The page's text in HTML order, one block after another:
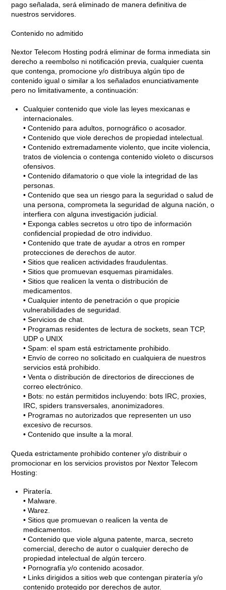
pago señalada, será eliminado de manera definitiva de
nuestros servidores.
Contenido no admitido
Nextor Telecom Hosting podrá eliminar de forma inmediata sin
derecho a reembolso ni notificación previa, cualquier cuenta
que contenga, promocione y/o distribuya algún tipo de
contenido igual o similar a los señalados enunciativamente
pero no limitativamente, a continuación:
Cualquier contenido que viole las leyes mexicanas e
internacionales.
• Contenido para adultos, pornográfico o acosador.
• Contenido que viole derechos de propiedad intelectual.
• Contenido extremadamente violento, que incite violencia,
tratos de violencia o contenga contenido violeto o discursos
ofensivos.
• Contenido difamatorio o que viole la integridad de las
personas.
• Contenido que sea un riesgo para la seguridad o salud de
una persona, comprometa la seguridad de alguna nación, o
interfiera con alguna investigación judicial.
• Exponga cables secretos u otro tipo de información
confidencial propiedad de otro individuo.
• Contenido que trate de ayudar a otros en romper
protecciones de derechos de autor.
• Sitios que realicen actividades fraudulentas.
• Sitios que promuevan esquemas piramidales.
• Sitios que realicen la venta o distribución de
medicamentos.
• Cualquier intento de penetración o que propicie
vulnerabilidades de seguridad.
• Servicios de chat.
• Programas residentes de lectura de sockets, sean TCP,
UDP o UNIX
• Spam: el spam está estrictamente prohibido.
• Envío de correo no solicitado en cualquiera de nuestros
servicios está prohibido.
• Venta o distribución de directorios de direcciones de
correo electrónico.
• Bots: no están permitidos incluyendo: bots IRC, proxies,
IRC, spiders transversales, anonimizadores.
• Programas no autorizados que representen un uso
excesivo de recursos.
• Contenido que insulte a la moral.
Queda estrictamente prohibido contener y/o distribuir o
promocionar en los servicios provistos por Nextor Telecom
Hosting:
Piratería.
• Malware.
• Warez.
• Sitios que promuevan o realicen la venta de
medicamentos.
• Contenido que viole alguna patente, marca, secreto
comercial, derecho de autor o cualquier derecho de
propiedad intelectual de algún tercero.
• Pornografía y/o contenido acosador.
• Links dirigidos a sitios web que contengan piratería y/o
contenido protegido por derechos de autor.